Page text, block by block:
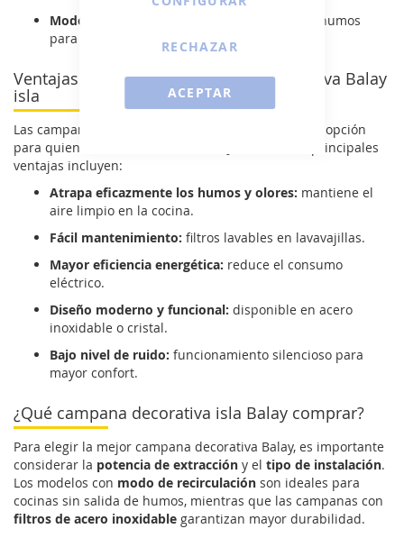
ACEPTAR
RECHAZAR
Modo de recirculación:
opción sin salida de humos
para mayor versatilidad.
Ventajas de elegir una campana decorativa Balay
isla
Las campanas decorativas Balay son una excelente opción
para quienes buscan
. Sus principales
ventajas incluyen:
Atrapa eficazmente los humos y olores: mantiene el
aire limpio en la cocina.
Fácil mantenimiento: filtros lavables en lavavajillas.
Mayor eficiencia energética: reduce el consumo
eléctrico.
Diseño moderno y funcional: disponible en acero
inoxidable o cristal.
Bajo nivel de ruido: funcionamiento silencioso para
mayor confort.
¿Qué campana decorativa isla Balay comprar?
Para elegir la mejor campana decorativa Balay, es importante
considerar la potencia de extracción y el tipo de instalación.
Los modelos con modo de recirculación son ideales para
cocinas sin salida de humos, mientras que las campanas con
filtros de acero inoxidable garantizan mayor durabilidad.